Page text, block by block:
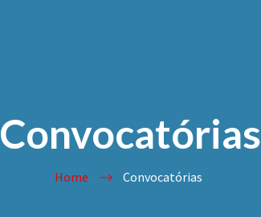
Convocatórias
Home Convocatórias